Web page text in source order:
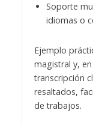
Soporte
idiomas o
Ejemplo
magistral y,
transcripción
resaltados,
de trabajos.